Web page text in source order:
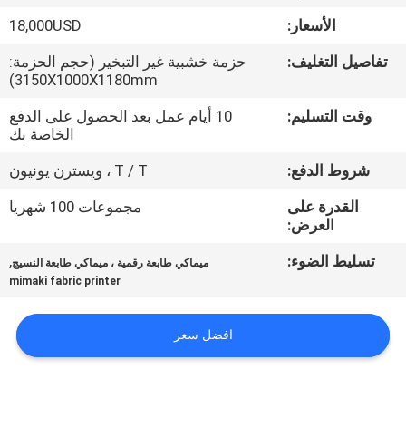
في
المعمل
ضبط
الجودة
أخبار
جميع
الأسعار:
18,000USD
تفاصيل التغليف:
حزمة خشبية غير التبخير (حجم الحزمة:
3150X1000X1180mm)
وقت التسليم:
10 أيام عمل بعد الحصول على الدفع
الخاصة بك
شروط الدفع:
T / T ، ويسترن يونيون
القدرة على
العرض:
مجموعات 100 شهريا
تسليط الضوء: ميماكي طابعة رقمية ، ميماكي طابعة النسيج,
mimaki fabric printer
افضل سعر